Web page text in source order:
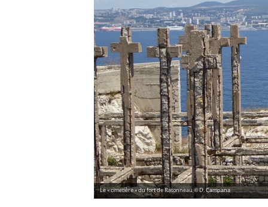
Le « cimetière » du fort de Ratonneau © D. Campana